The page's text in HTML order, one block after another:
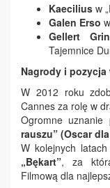
Kaecilius w
Galen Erso
Gellert
Tajemnice
Nagrody i
W 2012 roku
Cannes za rolę w
Ogromne
rauszu” (Oscar
W kolejnych
„Bękart”, za
Filmową dla